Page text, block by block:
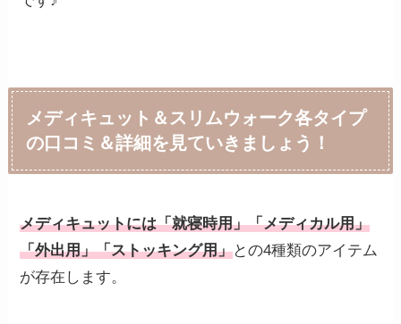
メディキュット＆スリムウォーク各タイプ
の口コミ＆詳細を見ていきましょう！
メディキュットには「就寝時用」「メディカル用」
「外出用」「ストッキング用」との4種類のアイテム
が存在します。